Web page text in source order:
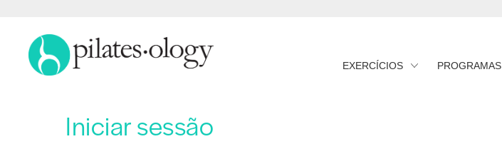
EXERCÍCIOS PROGRAMAS
Iniciar sessão